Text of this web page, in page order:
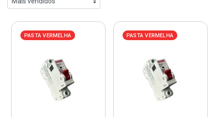
PASTA VERMELHA PASTA VERMELHA